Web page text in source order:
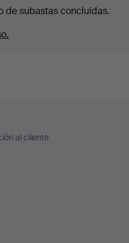
de subastas concluidas.
al cliente